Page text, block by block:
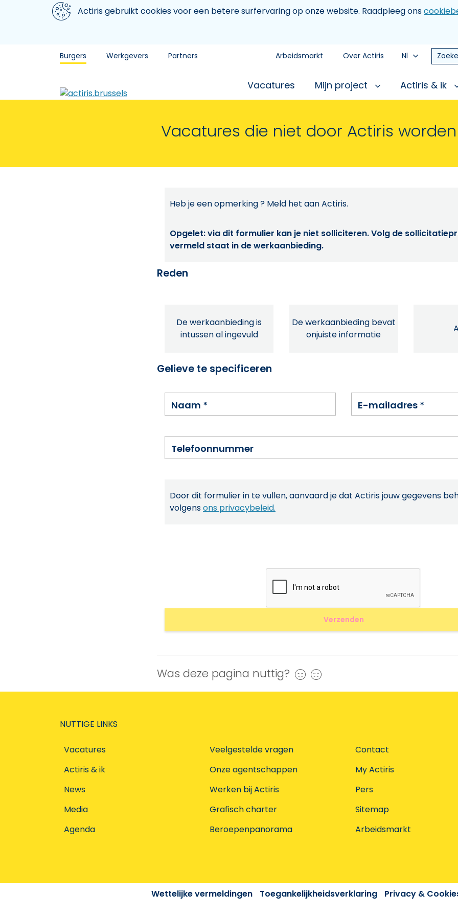
Aller au contenu principal
We gebruiken cookiesActiris gebruikt cookies voor een betere surfervaring op onze website. Raadpleeg ons
Burgers Werkgevers Partners Arbeidsmarkt Over Actiris Nl
Vacatures Mijn project Actiris & ik
Vacatures die niet door Actiris
Heb je een opmerking ? Meld het aan Actiris.
Opgelet: via dit formulier kan je niet solliciteren. Volg de
vermeld staat in de werkaanbieding.
Reden
De werkaanbieding is
intussen al ingevuld
De werkaanbieding bevat
onjuiste informatie
Gelieve te specificeren
Naam * E-mailadres *
Telefoonnummer
Door dit formulier in te vullen, aanvaard je dat Actiris jouw gegevens
volgensons privacybeleid.
Was deze pagina nuttig? Ja
NUTTIGE LINKS
Vacatures
Actiris & ik
News
Media
Agenda
Veelgestelde vragen
Onze agentschappen
Werken bij Actiris
Grafisch charter
Beroepenpanorama
Contact
My Actiris
Pers
Sitemap
Arbeidsmarkt
Wettelijke vermeldingen Toegankelijkheidsverklaring Privacy &